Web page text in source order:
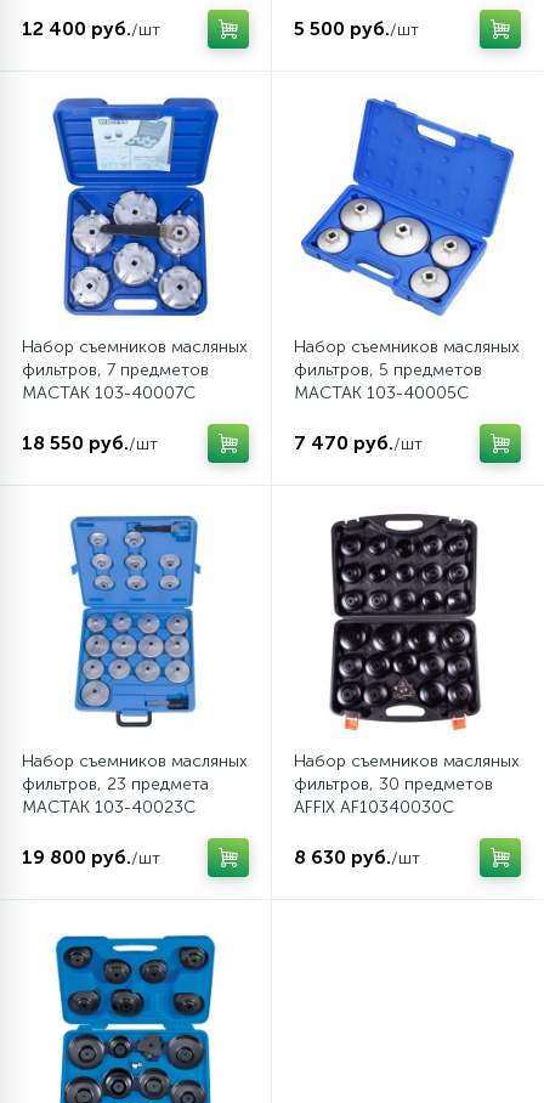
Пневматические реноваторы
Пневматические шлифмашины вибрационные
1
Пневматические шлифмашины ленточные
Пневматические шлифмашины
Пневматические
12
Пневматические шприцы
Пневматические шуруповерты
Принадлежности для пневмоинструмента
Фитинги и пневмосоединения
Торцевые насадки и вставки (биты)
Шарнирно-губцевый инструмент
Шестигранники, TORX, SPLINE
12 400 руб./шт 5 500 руб./шт
Набор съемников масляных
фильтров, 7 предметов
МАСТАК 103-40007C
18 550 руб./шт
Набор съемников масляных
фильтров, 5 предметов
МАСТАК 103-40005C
7 470 руб./шт
Набор съемников масляных
фильтров, 23 предмета
МАСТАК 103-40023C
19 800 руб./шт
Набор съемников масляных
фильтров, 30 предметов
AFFIX AF10340030C
8 630 руб./шт